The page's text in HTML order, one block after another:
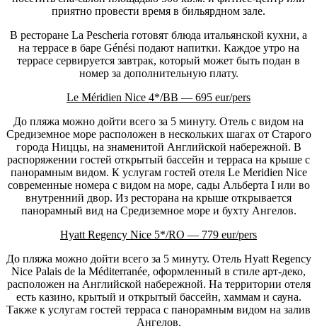
приятно провести время в бильярдном зале.
В ресторане La Pescheria готовят блюда итальянской кухни, а
на террасе в баре Génési подают напитки. Каждое утро на
террасе сервируется завтрак, который может быть подан в
номер за дополнительную плату.
Le Méridien Nice 4*/BB — 695 eur/pers
До пляжа можно дойти всего за 5 минуту. Отель с видом на
Средиземное море расположен в нескольких шагах от Старого
города Ниццы, на знаменитой Английской набережной. В
распоряжении гостей открытый бассейн и терраса на крыше с
панорамным видом. К услугам гостей отеля Le Meridien Nice
современные номера с видом на море, сады Альберта I или во
внутренний двор. Из ресторана на крыше открывается
панорамный вид на Средиземное море и бухту Ангелов.
Hyatt Regency Nice 5*/RO — 779 eur/pers
До пляжа можно дойти всего за 5 минуту. Отель Hyatt Regency
Nice Palais de la Méditerranée, оформленный в стиле арт-деко,
расположен на Английской набережной. На территории отеля
есть казино, крытый и открытый бассейн, хаммам и сауна.
Также к услугам гостей терраса с панорамным видом на залив
Ангелов.